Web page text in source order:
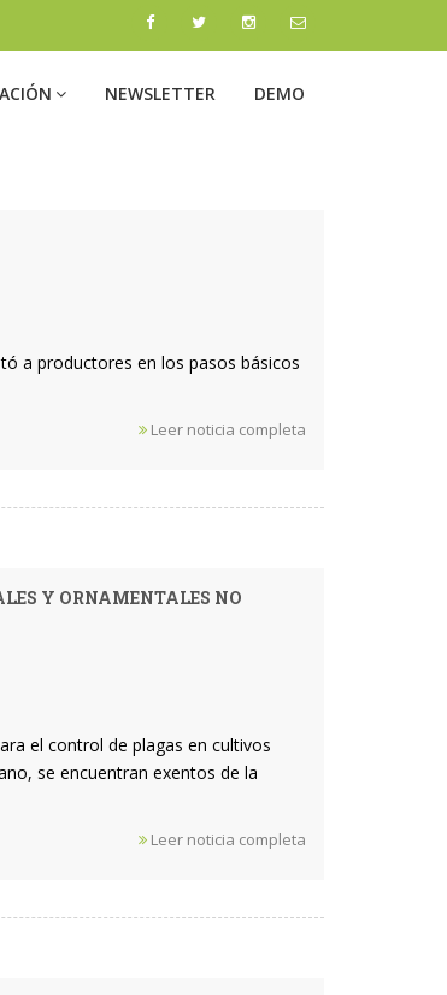
NEWSLETTER DEMO
a productores en los pasos básicos
Leer noticia completa
Y ORNAMENTALES NO
el control de plagas en cultivos
se encuentran exentos de la
Leer noticia completa